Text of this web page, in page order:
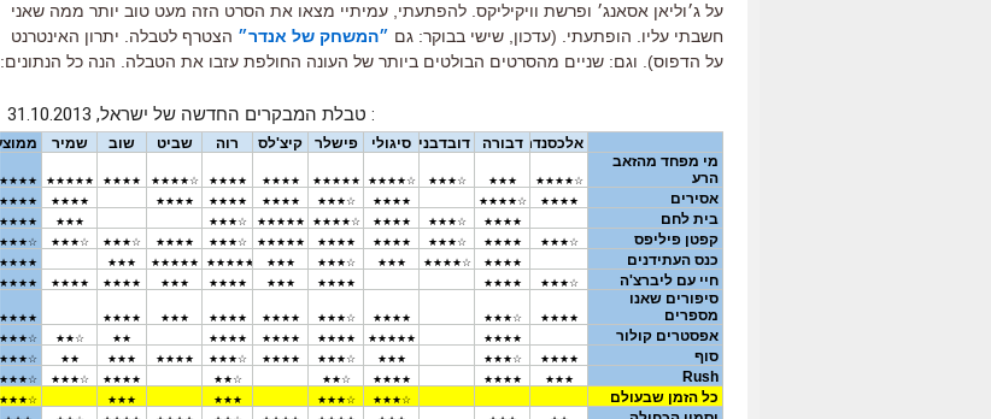
על ג׳וליאן אסאנג׳ ופרשת וויקיליקס. להפתעתי, עמיתיי מצאו את הסרט הזה מעט טוב יותר ממה שאני
חשבתי עליו. הופתעתי. (עדכון, שישי בבוקר: גם ״המשחק של אנדר״ הצטרף לטבלה. יתרון האינטרנט
על הדפוס). וגם: שניים מהסרטים הבולטים ביותר של העונה החולפת עזבו את הטבלה. הנה כל הנתונים: